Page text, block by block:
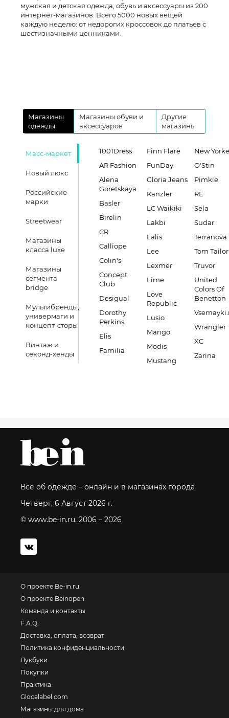
мужская и детская одежда, обувь и аксессуары из 200
интернет-магазинов. Всего 5000 новых вещей
каждую неделю: от недорогих кроссовок до платьев с
шестизначными ценниками.
Магазины
одежды
Магазины обуви и
аксессуаров
Другие
магазины
Масс-маркет
Новый люкс
Российские
марки
Streetwear
Магазины
класса luxe
Магазины
сегмента
bridge
Мультибренды,
универмаги и
концепт-сторы
Винтаж и
секонд-хенды
1001Dress
AR Fashion
Alena
Goretskaya
Basler
Birelin
CR
Calliope
Colin's
Concept
Club
Desigual
Dorothy
Perkins
Elis
Familia
Finn Flare
FunDay
Gloria Jeans
Kanzler
LC Waikiki
Lakbi
Lalis
Lee
Lexmer
Lime
Love
Republic
Lusio
Mango
Modis
Mustang
New
O'Stin
Pimkie
RE
Sela
Sudar
Terranova
Tom Tailor
Truvor
United
Colors Of
Benetton
Wrangler
XC
Zarina
Все об одежде – онлайн и в магазинах города
Четверг, 6 Август 2026 г.
© www.be-in.ru. 2006 – 2026
О проекте Be-in.ru
О проекте Beinopen
Команда и контакты
F.A.Q.
Доставка, оплата, возврат
Политика конфиденциальности
Лукбуки
Покупки
Практика
Glocalabel.com
Магазины для дома